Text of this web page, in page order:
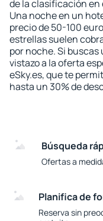
de la clasificación
Una noche en un
precio de 50-100
estrellas suelen
por noche. Si
vistazo a la oferta
eSky.es, que te
hasta un 30% de
Búsqueda
Ofertas a
Planifica de
Reserva sin